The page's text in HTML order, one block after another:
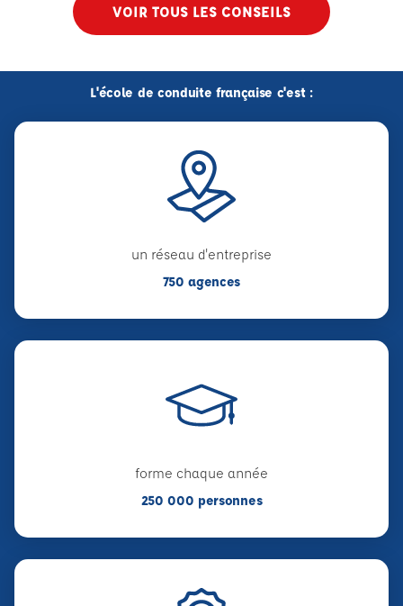
VOIR TOUS LES CONSEILS
L'école de conduite française c'est :
un réseau d'entreprise
750 agences
forme chaque année
250 000 personnes